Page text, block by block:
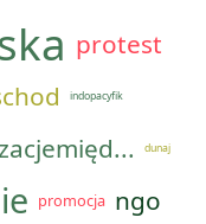
protest
indopacyfik
dunaj
promocja ngo